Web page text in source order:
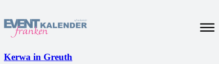
Kerwa in Greuth